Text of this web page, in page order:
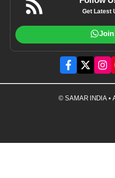
Get Latest
© SAMAR INDIA •